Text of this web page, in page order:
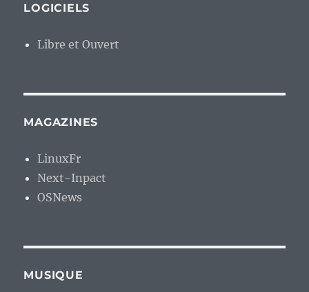
LOGICIELS
Libre et Ouvert
MAGAZINES
LinuxFr
Next-Inpact
OSNews
MUSIQUE